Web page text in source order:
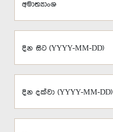
අමාත්‍යාංශ
දින සිට (YYYY-MM-DD)
දින දක්වා (YYYY-MM-DD)